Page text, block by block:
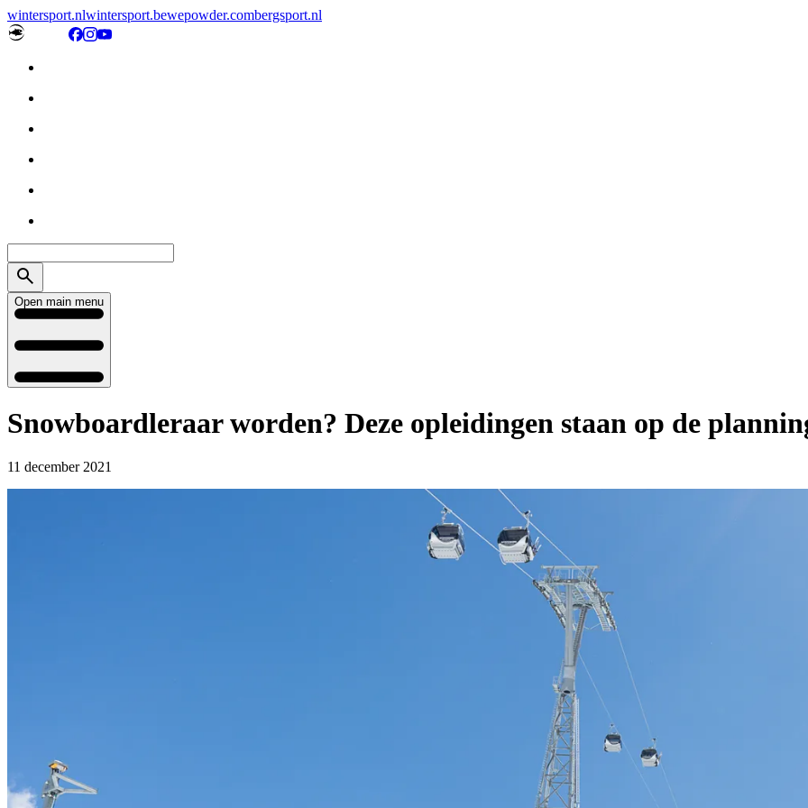
wintersport.nlwintersport.bewepowder.combergsport.nl
Open main menu
Snowboardleraar worden? Deze opleidingen staan op de
11 december 2021